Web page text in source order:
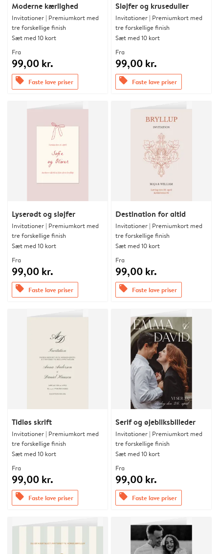
Moderne kærlighed
Invitationer | Premiumkort med
tre forskellige finish
Sæt med 10 kort
Fra
99,00 kr.
offers Faste lave priser
Sløjfer og kruseduller
Invitationer | Premiumkort med
tre forskellige finish
Sæt med 10 kort
Fra
99,00 kr.
offers Faste lave priser
Lyserødt og sløjfer
Invitationer | Premiumkort med
tre forskellige finish
Sæt med 10 kort
Fra
99,00 kr.
offers Faste lave priser
Destination for altid
Invitationer | Premiumkort med
tre forskellige finish
Sæt med 10 kort
Fra
99,00 kr.
offers Faste lave priser
Tidløs skrift
Invitationer | Premiumkort med
tre forskellige finish
Sæt med 10 kort
Fra
99,00 kr.
offers Faste lave priser
Serif og øjebliksbilleder
Invitationer | Premiumkort med
tre forskellige finish
Sæt med 10 kort
Fra
99,00 kr.
offers Faste lave priser